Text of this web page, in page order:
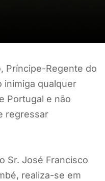
Príncipe-Regente do
inimiga qualquer
Portugal e não
regressar
Sr. José Francisco
realiza-se em